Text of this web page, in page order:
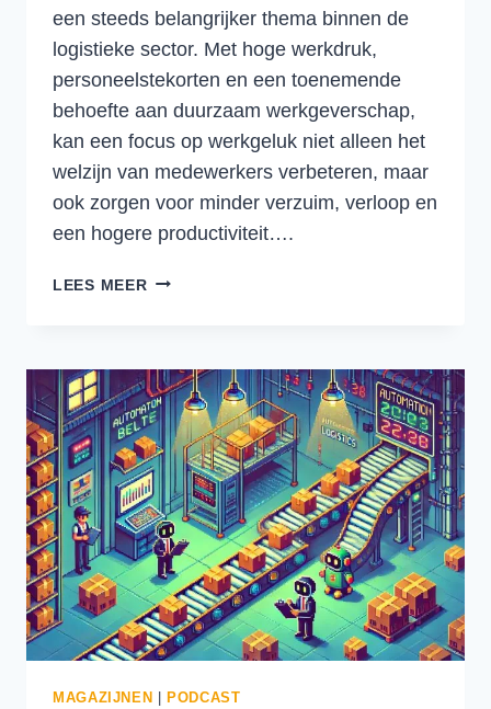
een steeds belangrijker thema binnen de
logistieke sector. Met hoge werkdruk,
personeelstekorten en een toenemende
behoefte aan duurzaam werkgeverschap,
kan een focus op werkgeluk niet alleen het
welzijn van medewerkers verbeteren, maar
ook zorgen voor minder verzuim, verloop en
een hogere productiviteit….
LEES MEERVERZUIM
IN
DE
LOGISTIEK
MAGAZIJNEN PODCAST